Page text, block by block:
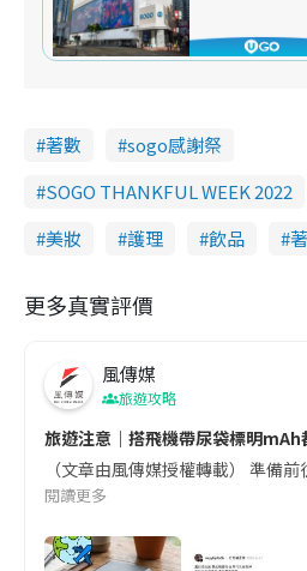
著數
sogo感謝祭
SOGO THANKFUL WEEK 2022
美妝
護理 飲品
更多真實評價
風傳媒
旅遊攻略
旅遊注意｜搭飛機帶尿袋標明
（文章由風傳媒授權轉載） 準備
閱讀更多